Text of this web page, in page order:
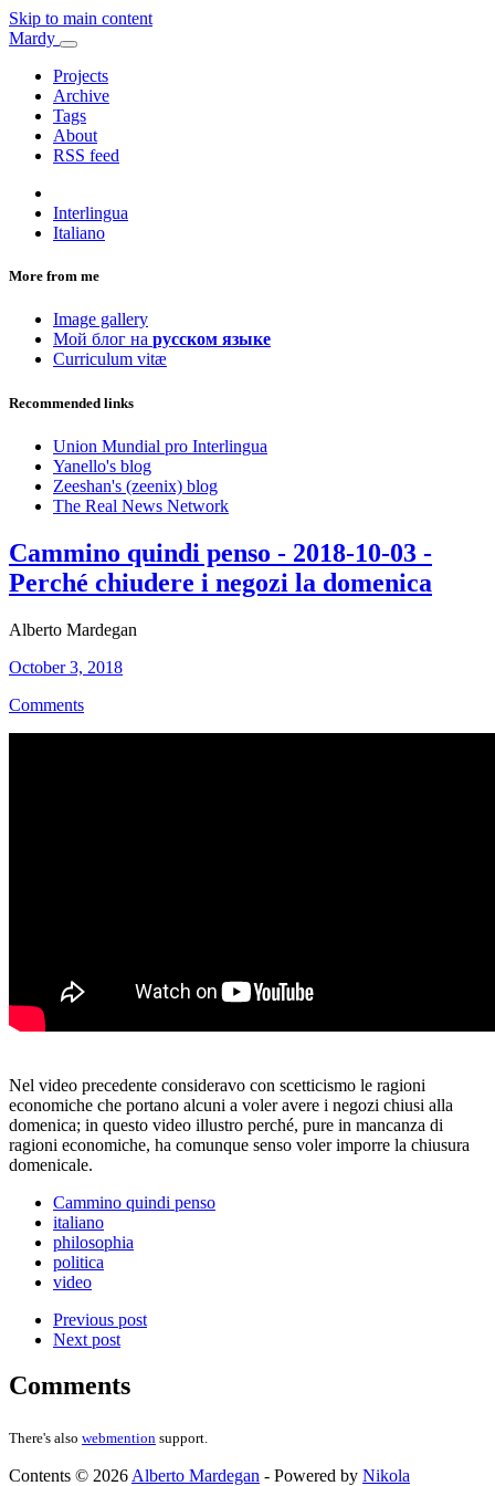
Skip to main content
Mardy
Projects
Archive
Tags
About
RSS feed
Interlingua
Italiano
More from me
Image gallery
Мой блог на русском языке
Curriculum vitæ
Recommended links
Union Mundial pro Interlingua
Yanello's blog
Zeeshan's (zeenix) blog
The Real News Network
Cammino quindi penso - 2018-10-03 -
Perché chiudere i negozi la domenica
Alberto Mardegan
October 3, 2018
Comments
Nel video precedente consideravo con scetticismo le ragioni
economiche che portano alcuni a voler avere i negozi chiusi alla
domenica; in questo video illustro perché, pure in mancanza di
ragioni economiche, ha comunque senso voler imporre la chiusura
domenicale.
Cammino quindi penso
italiano
philosophia
politica
video
Previous post
Next post
Comments
There's also webmention support.
Contents © 2026 Alberto Mardegan - Powered by Nikola